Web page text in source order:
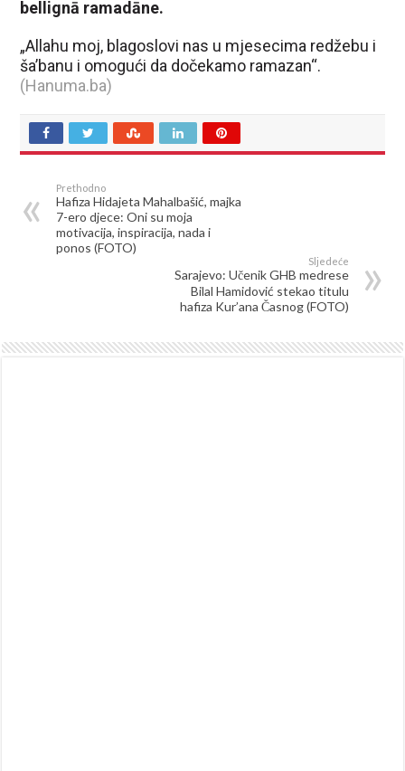
bellignā ramadāne.
„Allahu moj, blagoslovi nas u mjesecima redžebu i
ša’banu i omogući da dočekamo ramazan“.
(Hanuma.ba)
Prethodno
Hafiza Hidajeta Mahalbašić, majka
7-ero djece: Oni su moja
motivacija, inspiracija, nada i
ponos (FOTO)
Sljedeće
Sarajevo: Učenik GHB medrese
Bilal Hamidović stekao titulu
hafiza Kur’ana Časnog (FOTO)